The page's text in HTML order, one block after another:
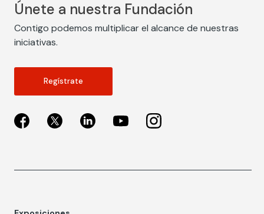
Únete a nuestra Fundación
Contigo podemos multiplicar el alcance de nuestras
iniciativas.
Regístrate